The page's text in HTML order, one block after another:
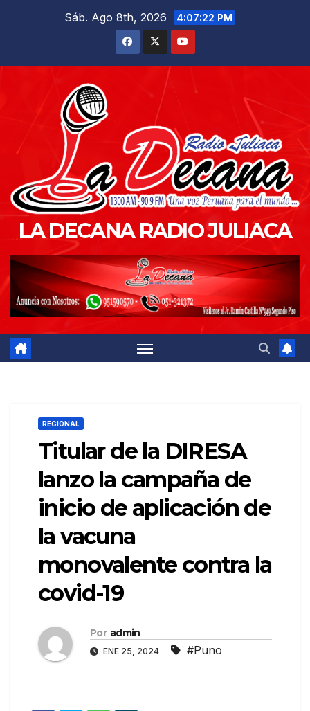
Sáb. Ago 8th, 2026 4:07:24 PM
LA DECANA RADIO JULIACA
REGIONAL
Titular de la DIRESA
lanzo la campaña de
inicio de aplicación de
la vacuna
monovalente contra la
covid-19
Por admin
ENE 25, 2024 #Puno